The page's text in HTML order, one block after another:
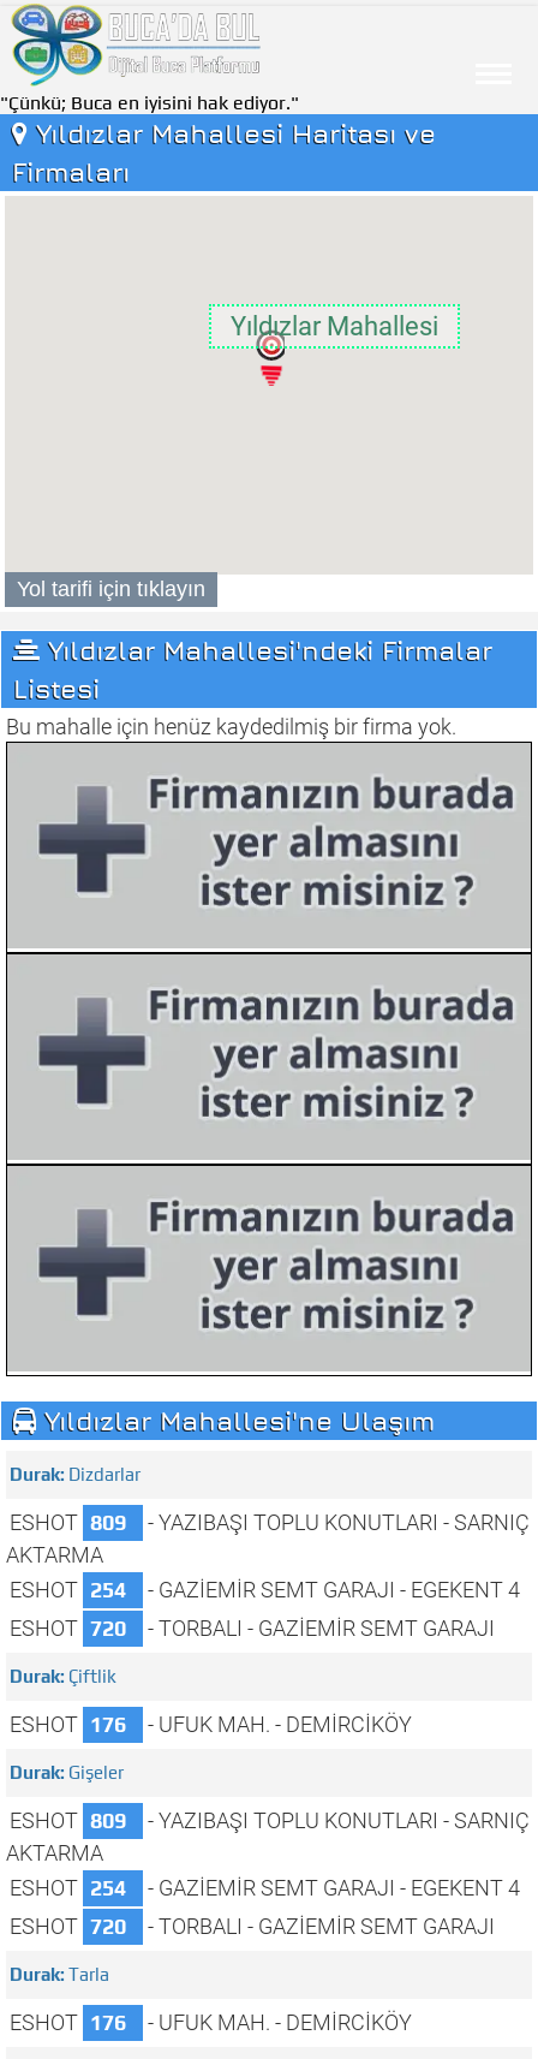
"Çünkü; Buca en iyisini hak ediyor."
Yıldızlar Mahallesi Haritası ve
Firmaları
Yıldızlar Mahallesi
Yıldızlar Mahallesi
Yıldızlar Mahallesi'ndeki Firmalar
Listesi
Bu mahalle için henüz kaydedilmiş bir firma yok.
Yıldızlar Mahallesi'ne Ulaşım
Dizdarlar
ESHOT 809
- YAZIBAŞI TOPLU KONUTLARI - SARNIÇ
AKTARMA
ESHOT 254
- GAZİEMİR SEMT GARAJI - EGEKENT 4
ESHOT 720 - TORBALI - GAZİEMİR SEMT GARAJI
Çiftlik
ESHOT 176 - UFUK MAH. - DEMİRCİKÖY
Gişeler
ESHOT 809
- YAZIBAŞI TOPLU KONUTLARI - SARNIÇ
AKTARMA
ESHOT 254
- GAZİEMİR SEMT GARAJI - EGEKENT 4
ESHOT 720 - TORBALI - GAZİEMİR SEMT GARAJI
Tarla
ESHOT 176 - UFUK MAH. - DEMİRCİKÖY